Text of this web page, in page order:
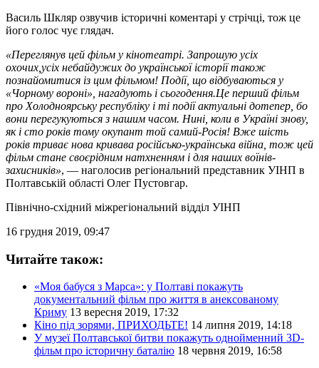
Василь Шкляр озвучив історичні коментарі у стрічці, тож це
його голос чує глядач.
«Переглянув цей фільм у кінотеатрі. Запрошую усіх
охочих,усіх небайдужих до української історії також
познайомитися із цим фільмом! Події, що відбуваються у
«Чорному вороні», нагадують і сьогодення.Це перший фільм
про Холодноярську республіку і ті події актуальні дотепер, бо
вони перегукуються з нашим часом. Нині, коли в Україні знову,
як і сто років тому окупант той самий-Росія! Вже шість
років триває нова кривава російсько-українська війна, тож цей
фільм стане своєрідним натхненням і для наших воїнів-
захисників», — наголосив регіональний представник УІНП в
Полтавській області Олег Пустовгар.
Північно-східний міжрегіональний відділ УІНП
16 грудня 2019, 09:47
Читайте також:
«Моя бабуся з Марса»: у Полтаві покажуть
документальний фільм про життя в анексованому
Криму 13 вересня 2019, 17:32
Кіно під зорями, ПРИХОДЬТЕ! 14 липня 2019, 14:18
У музеї Полтавської битви покажуть однойменний 3D-
фільм про історичну баталію 18 червня 2019, 16:58